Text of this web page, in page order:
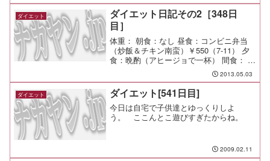
ダイエット
ダイエット日記その2［348日
目］
体重： 朝食：なし 昼食：コンビニ弁当
（炒飯＆チキン南蛮）￥550（7-11） 夕
食：晩酌（アヒージョで一杯） 間食： 運
動：Swim-4,000/1h20min メモ：2013.05.03
ダイエット ダイエット[541日目]
今日は自宅で子供達とゆっくりしよ
う。 ここんとこ遊びすぎたからね。
2009.02.11